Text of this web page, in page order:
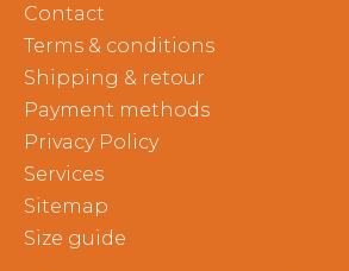
Contact
Terms & conditions
Shipping & retour
Payment methods
Privacy Policy
Services
Sitemap
Size guide